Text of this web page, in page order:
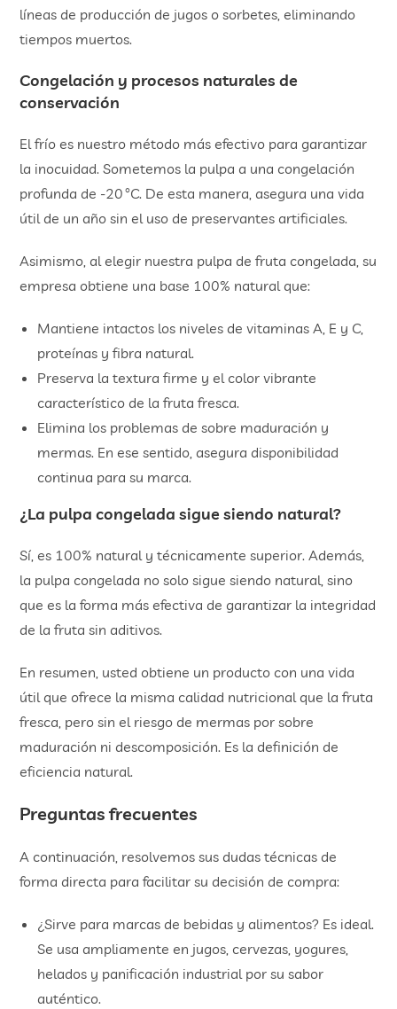
líneas de producción de jugos o sorbetes, eliminando
tiempos muertos.
Congelación y procesos naturales de
conservación
El frío es nuestro método más efectivo para garantizar
la inocuidad. Sometemos la pulpa a una congelación
profunda de -20 °C. De esta manera, asegura una vida
útil de un año sin el uso de preservantes artificiales.
Asimismo, al elegir nuestra pulpa de fruta congelada, su
empresa obtiene una base 100% natural que:
Mantiene intactos los niveles de vitaminas A, E y C,
proteínas y fibra natural.
Preserva la textura firme y el color vibrante
característico de la fruta fresca.
Elimina los problemas de sobre maduración y
mermas. En ese sentido, asegura disponibilidad
continua para su marca.
¿La pulpa congelada sigue siendo natural?
Sí, es 100% natural y técnicamente superior. Además,
la pulpa congelada no solo sigue siendo natural, sino
que es la forma más efectiva de garantizar la integridad
de la fruta sin aditivos.
En resumen, usted obtiene un producto con una vida
útil que ofrece la misma calidad nutricional que la fruta
fresca, pero sin el riesgo de mermas por sobre
maduración ni descomposición. Es la definición de
eficiencia natural.
Preguntas frecuentes
A continuación, resolvemos sus dudas técnicas de
forma directa para facilitar su decisión de compra:
¿Sirve para marcas de bebidas y alimentos? Es ideal.
Se usa ampliamente en jugos, cervezas, yogures,
helados y panificación industrial por su sabor
auténtico.